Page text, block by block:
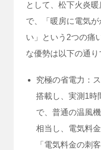
として、松下火炎
で、「暖房に電気
い」という2つの痛
な優勢は以下の通り
究極の省電力：
搭載し、実測1時
で、普通の温風
相当し、電気料
「電気料金の刺